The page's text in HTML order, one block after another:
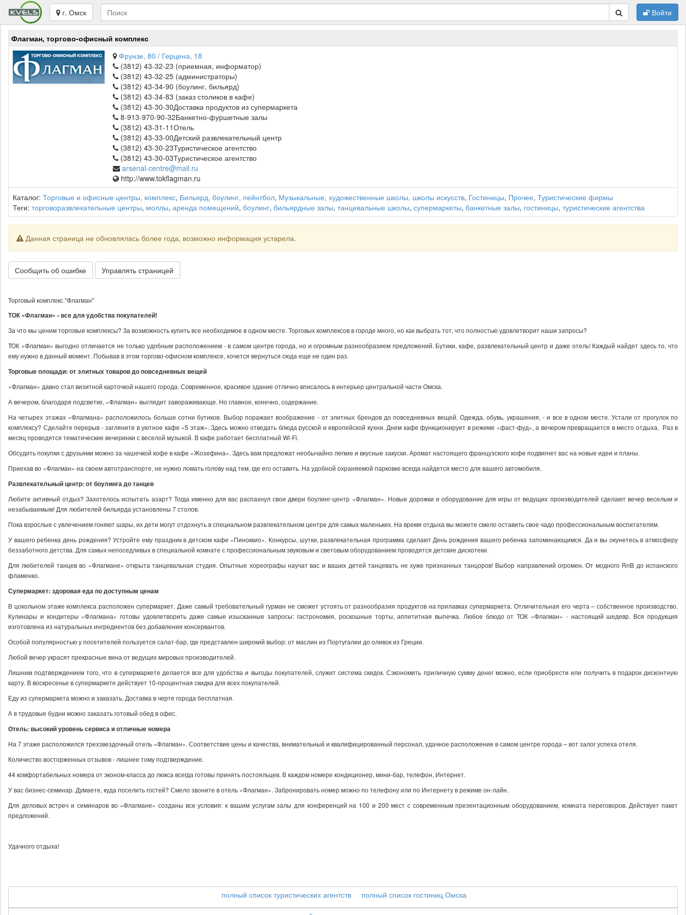
г. Омск Войти
Флагман, торгово-офисный комплекс
Фрунзе, 80 / Герцена, 18
(3812) 43-32-23 (приемная, информатор)
(3812) 43-32-25 (администраторы)
(3812) 43-34-90 (боулинг, бильярд)
(3812) 43-34-83 (заказ столиков в кафе)
(3812) 43-30-30Доставка продуктов из супермаркета
8-913-970-90-32Банкетно-фуршетные залы
(3812) 43-31-11Отель
(3812) 43-33-00Детский развлекательный центр
(3812) 43-30-23Туристическое агентство
(3812) 43-30-03Туристическое агентство
arsenal-centre@mail.ru
http://www.tokflagman.ru
Каталог: Торговые и офисные центры, комплекс, Бильярд, боулинг, пейнтбол, Музыкальные, художественные школы, школы искусств, Гостиницы, Прочее, Туристические фирмы
Теги: торговоразвлекательные центры, моллы, аренда помещений, боулинг, бильярдные залы, танцевальные школы, супермаркеты, банкетные залы, гостиницы, туристические агентства
Данная страница не обновлялась более года, возможно информация устарела.
Сообщить об ошибке Управлять страницей
Торговый комплекс "Флагман"
ТОК «Флагман» - все для удобства покупателей!
За что мы ценим торговые комплексы? За возможность купить все необходимое в одном месте. Торговых комплексов в городе много, но как выбрать тот, что полностью удовлетворит наши запросы?
ТОК «Флагман» выгодно отличается не только удобным расположением - в самом центре города, но и огромным разнообразием предложений. Бутики, кафе, развлекательный центр и даже отель! Каждый найдет здесь то, что
ему нужно в данный момент. Побывав в этом торгово-офисном комплексе, хочется вернуться сюда еще не один раз.
Торговые площади: от элитных товаров до повседневных вещей
«Флагман» давно стал визитной карточкой нашего города. Современное, красивое здание отлично вписалось в интерьер центральной части Омска.
А вечером, благодаря подсветке, «Флагман» выглядит завораживающе. Но главное, конечно, содержание.
На четырех этажах «Флагмана» расположилось больше сотни бутиков. Выбор поражает воображение - от элитных брендов до повседневных вещей. Одежда, обувь, украшения, - и все в одном месте. Устали от прогулок по
комплексу? Сделайте перерыв - загляните в уютное кафе «5 этаж». Здесь можно отведать блюда русской и европейской кухни. Днем кафе функционирует в режиме «фаст-фуд», а вечером превращается в место отдыха. Раз в
месяц проводятся тематические вечеринки с веселой музыкой. В кафе работает бесплатный Wi-Fi.
Обсудить покупки с друзьями можно за чашечкой кофе в кафе «Жозефина». Здесь вам предложат необычайно легкие и вкусные закуски. Аромат настоящего французского кофе подвигнет вас на новые идеи и планы.
Приехав во «Флагман» на своем автотранспорте, не нужно ломать голову над тем, где его оставить. На удобной охраняемой парковке всегда найдется место для вашего автомобиля.
Развлекательный центр: от боулинга до танцев
Любите активный отдых? Захотелось испытать азарт? Тогда именно для вас распахнул свои двери боулинг-центр «Флагман». Новые дорожки и оборудование для игры от ведущих производителей сделают вечер веселым и
незабываемым! Для любителей бильярда установлены 7 столов.
Пока взрослые с увлечением гоняют шары, их дети могут отдохнуть в специальном развлекательном центре для самых маленьких. На время отдыха вы можете смело оставить свое чадо профессиональным воспитателям.
У вашего ребенка день рождения? Устройте ему праздник в детском кафе «Пиноккио». Конкурсы, шутки, развлекательная программа сделают День рождения вашего ребенка запоминающимся. Да и вы окунетесь в атмосферу
беззаботного детства. Для самых непоседливых в специальной комнате с профессиональным звуковым и световым оборудованием проводятся детские дискотеки.
Для любителей танцев во «Флагмане» открыта танцевальная студия. Опытные хореографы научат вас и ваших детей танцевать не хуже признанных танцоров! Выбор направлений огромен. От модного RnB до испанского
фламенко.
Супермаркет: здоровая еда по доступным ценам
В цокольном этаже комплекса расположен супермаркет. Даже самый требовательный гурман не сможет устоять от разнообразия продуктов на прилавках супермаркета. Отличительная его черта – собственное производство.
Кулинары и кондитеры «Флагмана» готовы удовлетворить даже самые изысканные запросы: гастрономия, роскошные торты, аппетитная выпечка. Любое блюдо от ТОК «Флагман» - настоящий шедевр. Вся продукция
изготовлена из натуральных ингредиентов без добавления консервантов.
Особой популярностью у посетителей пользуется салат-бар, где представлен широкий выбор: от маслин из Португалии до оливок из Греции.
Любой вечер украсят прекрасные вина от ведущих мировых производителей.
Лишним подтверждением того, что в супермаркете делается все для удобства и выгоды покупателей, служит система скидок. Сэкономить приличную сумму денег можно, если приобрести или получить в подарок дисконтную
карту. В воскресенье в супермаркете действует 10-процентная скидка для всех покупателей.
Еду из супермаркета можно и заказать. Доставка в черте города бесплатная.
А в трудовые будни можно заказать готовый обед в офис.
Отель: высокий уровень сервиса и отличные номера
На 7 этаже расположился трехзвездочный отель «Флагман». Соответствие цены и качества, внимательный и квалифицированный персонал, удачное расположение в самом центре города – вот залог успеха отеля.
Количество восторженных отзывов - лишнее тому подтверждение.
44 комфортабельных номера от эконом-класса до люкса всегда готовы принять постояльцев. В каждом номере кондиционер, мини-бар, телефон, Интернет.
У вас бизнес-семинар. Думаете, куда поселить гостей? Смело звоните в отель «Флагман». Забронировать номер можно по телефону или по Интернету в режиме он-лайн.
Для деловых встреч и семинаров во «Флагмане» созданы все условия: к вашим услугам залы для конференций на 100 и 200 мест с современным презентационным оборудованием, комната переговоров. Действует пакет
предложений.
Удачного отдыха!
полный список туристических агентств полный список гостиниц Омска